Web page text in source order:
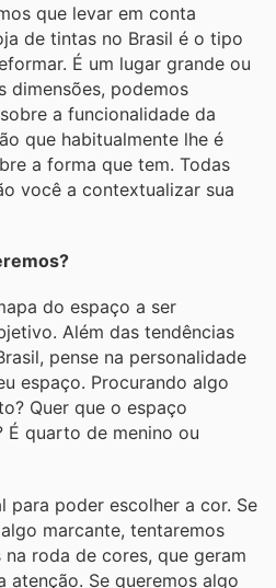
que levar em conta
de tintas no Brasil é o tipo
É um lugar grande ou
dimensões, podemos
a funcionalidade da
que habitualmente lhe é
a forma que tem. Todas
você a contextualizar sua
do espaço a ser
Além das tendências
pense na personalidade
espaço. Procurando algo
Quer que o espaço
É quarto de menino ou
para poder escolher a cor. Se
marcante, tentaremos
roda de cores, que geram
atenção. Se queremos algo